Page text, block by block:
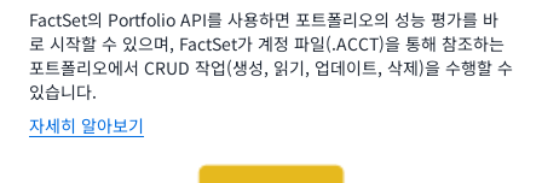
FactSet의 Portfolio API를 사용하면 포트폴리오의 성능 평가를 바
로 시작할 수 있으며, FactSet가 계정 파일(.ACCT)을 통해 참조하는
포트폴리오에서 CRUD 작업(생성, 읽기, 업데이트, 삭제)을 수행할 수
있습니다.
자세히 알아보기